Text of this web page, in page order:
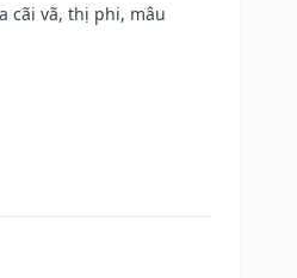
cãi vã, thị phi, mâu